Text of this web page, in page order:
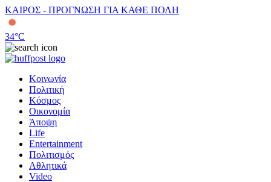
ΚΑΙΡΟΣ - ΠΡΟΓΝΩΣΗ ΓΙΑ ΚΑΘΕ ΠΟΛΗ
34°C
Κοινωνία
Πολιτική
Κόσμος
Οικονομία
Άποψη
Life
Entertainment
Πολιτισμός
Αθλητικά
Video